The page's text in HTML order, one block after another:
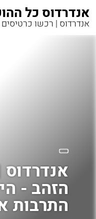
אנדרדוס
הזהב -
התרבות
אנדרדוס כל
אנדרדוס | רכשו